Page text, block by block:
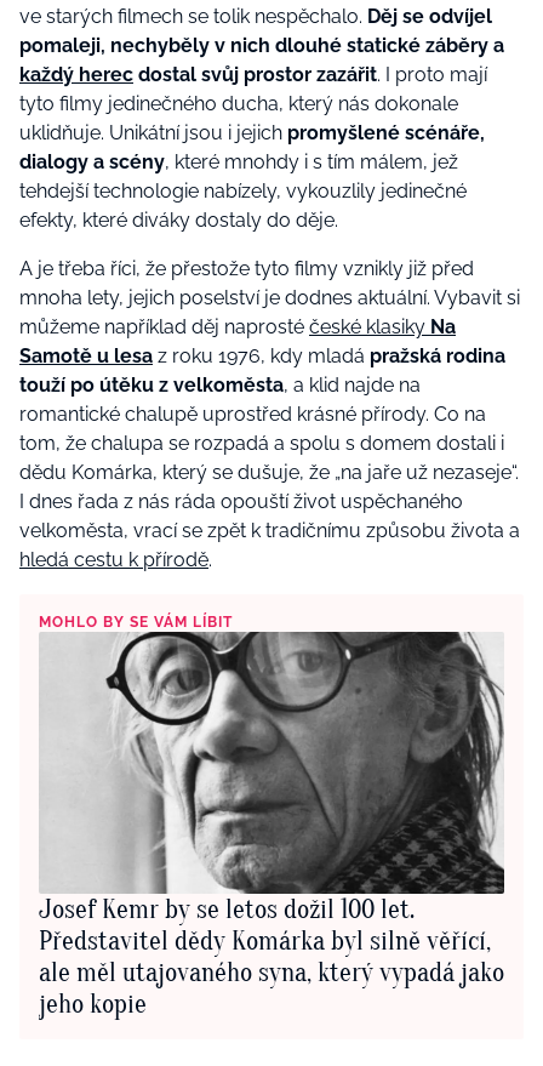
ve starých filmech se tolik nespěchalo. Děj se odvíjel
pomaleji, nechyběly v nich dlouhé statické záběry a
každý herec dostal svůj prostor zazářit. I proto mají
tyto filmy jedinečného ducha, který nás dokonale
uklidňuje. Unikátní jsou i jejich promyšlené scénáře,
dialogy a scény, které mnohdy i s tím málem, jež
tehdejší technologie nabízely, vykouzlily jedinečné
efekty, které diváky dostaly do děje.
A je třeba říci, že přestože tyto filmy vznikly již před
mnoha lety, jejich poselství je dodnes aktuální. Vybavit si
můžeme například děj naprosté české klasiky Na
Samotě u lesa z roku 1976, kdy mladá pražská rodina
touží po útěku z velkoměsta, a klid najde na
romantické chalupě uprostřed krásné přírody. Co na
tom, že chalupa se rozpadá a spolu s domem dostali i
dědu Komárka, který se dušuje, že „na jaře už nezaseje“.
I dnes řada z nás ráda opouští život uspěchaného
velkoměsta, vrací se zpět k tradičnímu způsobu života a
hledá cestu k přírodě.
MOHLO BY SE VÁM LÍBIT
Josef Kemr by se letos dožil 100 let.
Představitel dědy Komárka byl silně věřící,
ale měl utajovaného syna, který vypadá jako
jeho kopie